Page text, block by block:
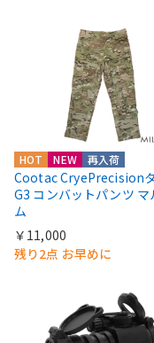
HOT NEW 再入荷
Cootac CryePrecision
G3 コンバットパンツ マ
ム
￥11,000
残り2点 お早めに